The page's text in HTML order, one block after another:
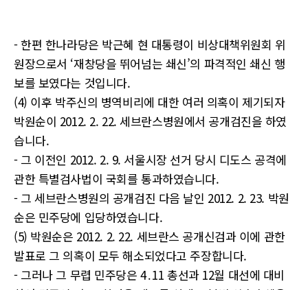
- 한편 한나라당은 박근혜 현 대통령이 비상대책위원회 위
원장으로서 ‘재창당을 뛰어넘는 쇄신’의 파격적인 쇄신 행
보를 보였다는 것입니다.
(4) 이후 박주신의 병역비리에 대한 여러 의혹이 제기되자
박원순이 2012. 2. 22. 세브란스병원에서 공개검진을 하였
습니다.
- 그 이전인 2012. 2. 9. 서울시장 선거 당시 디도스 공격에
관한 특별검사법이 국회를 통과하였습니다.
- 그 세브란스병원의 공개검진 다음 날인 2012. 2. 23. 박원
순은 민주당에 입당하였습니다.
(5) 박원순은 2012. 2. 22. 세브란스 공개신검과 이에 관한
발표로 그 의혹이 모두 해소되었다고 주장합니다.
- 그러나 그 무렵 민주당은 4․11 총선과 12월 대선에 대비